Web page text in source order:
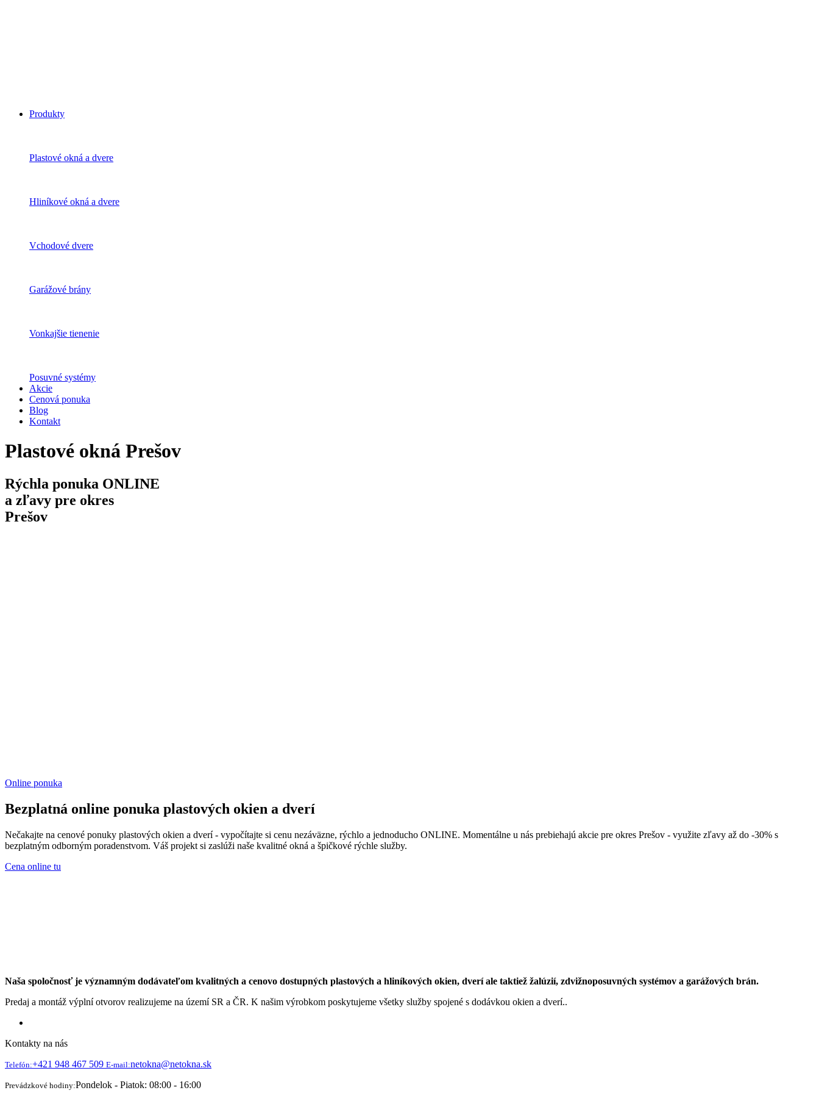
Produkty
Plastové okná a dvere
Hliníkové okná a dvere
Vchodové dvere
Garážové brány
Vonkajšie tienenie
Posuvné systémy
Akcie
Cenová ponuka
Blog
Kontakt
Plastové okná Prešov
Rýchla ponuka ONLINE
a zľavy pre okres
Prešov
Online ponuka
Bezplatná online ponuka plastových okien a dverí
Nečakajte na cenové ponuky plastových okien a dverí - vypočítajte si cenu nezáväzne, rýchlo a jednoducho ONLINE. Momentálne u nás prebiehajú akcie pre okres Prešov - využite zľavy až do -30% s
bezplatným odborným poradenstvom. Váš projekt si zaslúži naše kvalitné okná a špičkové rýchle služby.
Cena online tu
Naša spoločnosť je významným dodávateľom kvalitných a cenovo dostupných plastových a hliníkových okien, dverí ale taktiež žalúzií, zdvižnoposuvných systémov a garážových brán.
Predaj a montáž výplní otvorov realizujeme na území SR a ČR. K našim výrobkom poskytujeme všetky služby spojené s dodávkou okien a dverí..
Kontakty na nás
Telefón:+421 948 467 509 E-mail:netokna@netokna.sk
Prevádzkové hodiny:Pondelok - Piatok: 08:00 - 16:00